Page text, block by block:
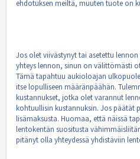
ehdotuksen meiltä, muuten tuote on
Jos olet viivästynyt tai asetettu
yhteys lennon, sinun on välittömästi
Tämä tapahtuu aukioloajan
itse lopulliseen määränpäähän.
kustannukset, jotka olet varannut
kohtuullisin kustannuksin. Jos päätät
lisämaksusta. Huomaa, että näissä
lentokentän suositusta
pitänyt olla yhteydessä yhdistäviin